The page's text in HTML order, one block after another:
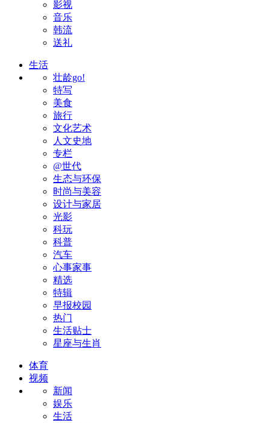
影视
音乐
韩流
送礼
生活
壮龄go!
特写
美食
旅行
文化艺术
人文史地
专栏
@世代
生态与环保
时尚与美容
设计与家居
光影
科玩
科普
汽车
心事家事
精选
特辑
早报校园
热门
生活贴士
星座与生肖
体育
视频
新闻
娱乐
生活